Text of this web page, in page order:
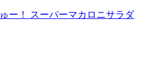
ー！ スーパーマカロニサラダ